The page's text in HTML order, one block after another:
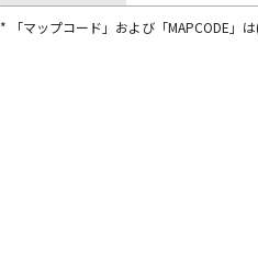
* 「マップコード」および「MAPCODE」